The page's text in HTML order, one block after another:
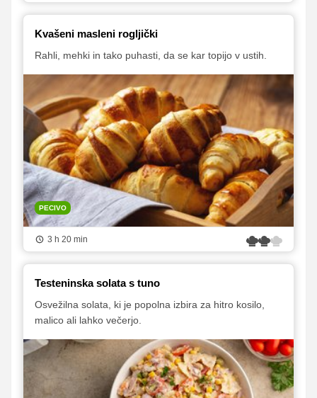
Kvašeni masleni rogljički
Rahli, mehki in tako puhasti, da se kar topijo v ustih.
PECIVO
3 h 20 min
Testeninska solata s tuno
Osvežilna solata, ki je popolna izbira za hitro kosilo,
malico ali lahko večerjo.